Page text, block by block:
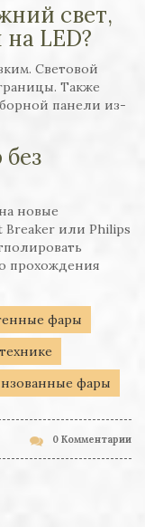
свет,
LED?
Световой
Также
панели из-
новые
Breaker или Philips
прохождения
фары
фары
0 Комментарии